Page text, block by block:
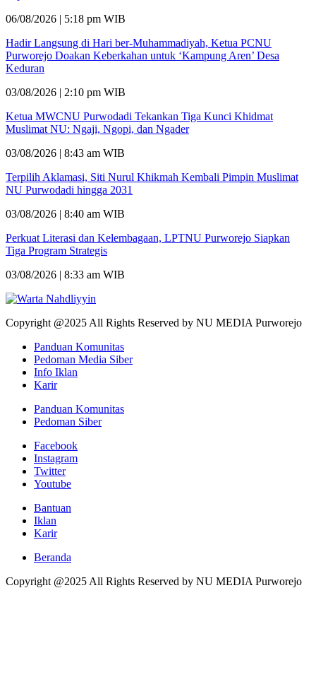
06/08/2026 | 5:18 pm WIB
Hadir Langsung di Hari ber-Muhammadiyah, Ketua PCNU
Purworejo Doakan Keberkahan untuk ‘Kampung Aren’ Desa
Keduran
03/08/2026 | 2:10 pm WIB
Ketua MWCNU Purwodadi Tekankan Tiga Kunci Khidmat
Muslimat NU: Ngaji, Ngopi, dan Ngader
03/08/2026 | 8:43 am WIB
Terpilih Aklamasi, Siti Nurul Khikmah Kembali Pimpin Muslimat
NU Purwodadi hingga 2031
03/08/2026 | 8:40 am WIB
Perkuat Literasi dan Kelembagaan, LPTNU Purworejo Siapkan
Tiga Program Strategis
03/08/2026 | 8:33 am WIB
Copyright @2025 All Rights Reserved by NU MEDIA Purworejo
Panduan Komunitas
Pedoman Media Siber
Info Iklan
Karir
Panduan Komunitas
Pedoman Siber
Facebook
Instagram
Twitter
Youtube
Bantuan
Iklan
Karir
Beranda
Copyright @2025 All Rights Reserved by NU MEDIA Purworejo